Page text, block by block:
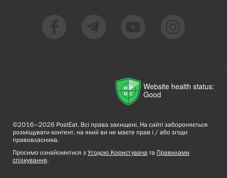
Website health status:
Good
©2016—2026 PostEat. Всі права захищені. На сайті забороняється
розміщувати контент, на який ви не маєте прав і / або згоди
правовласника.
Просимо ознайомитися з Угодою Користувача та Правилами
спілкування.